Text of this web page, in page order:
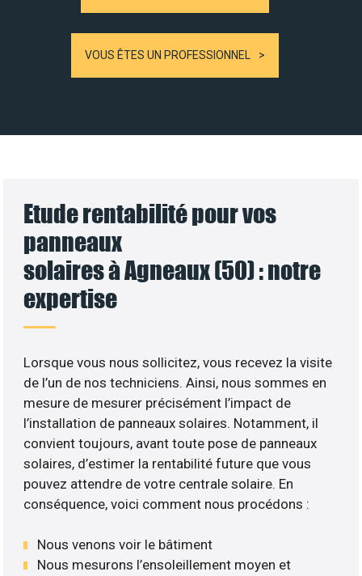
VOUS ÊTES UN PROFESSIONNEL
Etude rentabilité pour vos
panneaux
solaires à Agneaux (50) : notre
expertise
Lorsque vous nous sollicitez, vous recevez la visite
de l’un de nos techniciens. Ainsi, nous sommes en
mesure de mesurer précisément l’impact de
l’installation de panneaux solaires. Notamment, il
convient toujours, avant toute pose de panneaux
solaires, d’estimer la rentabilité future que vous
pouvez attendre de votre centrale solaire. En
conséquence, voici comment nous procédons :
Nous venons voir le bâtiment
Nous mesurons l’ensoleillement moyen et